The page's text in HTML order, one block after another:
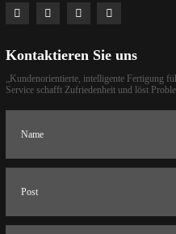
Kontaktieren Sie uns
„Kundenorientierte, intelligente Fertigung
Service schafft Zufriedenheit und löst